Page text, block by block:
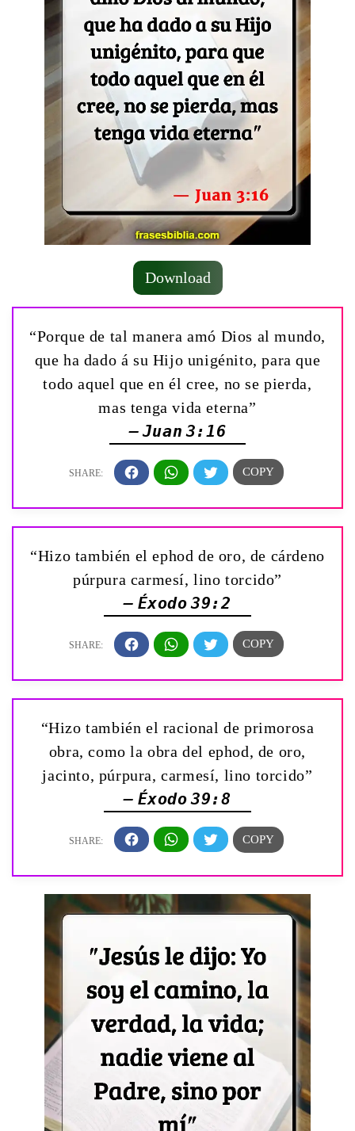
Download
“Porque de tal manera amó Dios al mundo,
que ha dado á su Hijo unigénito, para que
todo aquel que en él cree, no se pierda,
mas tenga vida eterna”
— Juan 3:16
“Hizo también el ephod de oro, de cárdeno
púrpura carmesí, lino torcido”
— Éxodo 39:2
“Hizo también el racional de primorosa
obra, como la obra del ephod, de oro,
jacinto, púrpura, carmesí, lino torcido”
— Éxodo 39:8